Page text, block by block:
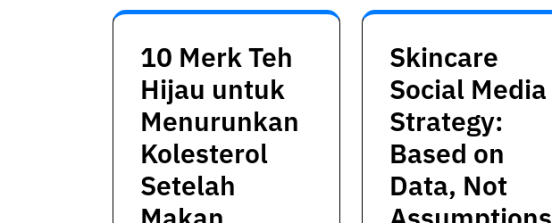
10 Merk Teh
Hijau untuk
Menurunkan
Kolesterol
Setelah
Skincare
Social Media
Strategy:
Based on
Data, Not